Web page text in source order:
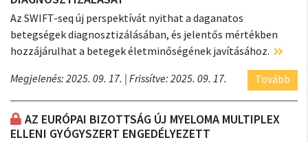
Az SWIFT-seq új perspektívát nyithat a daganatos
betegségek diagnosztizálásában, és jelentős mértékben
hozzájárulhat a betegek életminőségének javításához.
Megjelenés: 2025. 09. 17. | Frissítve: 2025. 09. 17. Tovább
AZ EURÓPAI BIZOTTSÁG ÚJ MYELOMA MULTIPLEX
ELLENI GYÓGYSZERT ENGEDÉLYEZETT